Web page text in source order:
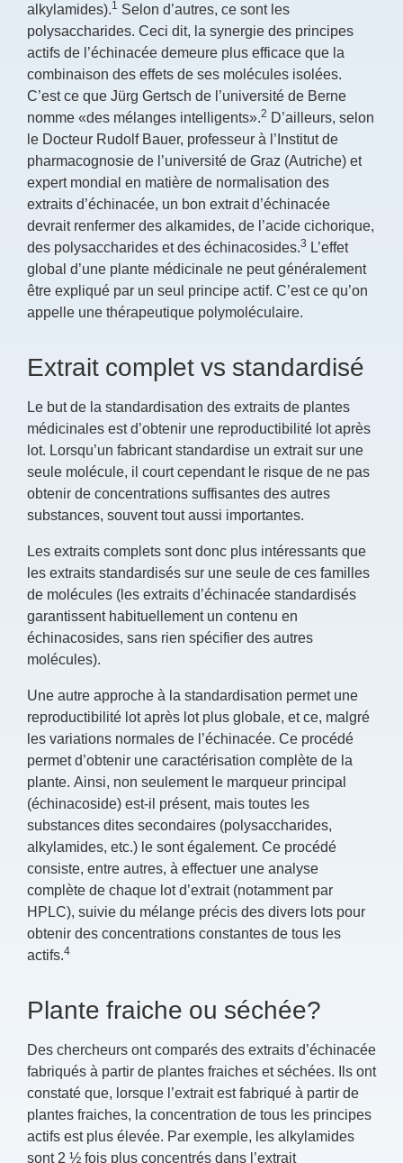
alkylamides).1 Selon d’autres, ce sont les
polysaccharides. Ceci dit, la synergie des principes
actifs de l’échinacée demeure plus efficace que la
combinaison des effets de ses molécules isolées.
C’est ce que Jürg Gertsch de l’université de Berne
nomme «des mélanges intelligents».2 D’ailleurs, selon
le Docteur Rudolf Bauer, professeur à l’Institut de
pharmacognosie de l’université de Graz (Autriche) et
expert mondial en matière de normalisation des
extraits d’échinacée, un bon extrait d’échinacée
devrait renfermer des alkamides, de l’acide cichorique,
des polysaccharides et des échinacosides.3 L’effet
global d’une plante médicinale ne peut généralement
être expliqué par un seul principe actif. C’est ce qu’on
appelle une thérapeutique polymoléculaire.
Extrait complet vs standardisé
Le but de la standardisation des extraits de plantes
médicinales est d’obtenir une reproductibilité lot après
lot. Lorsqu’un fabricant standardise un extrait sur une
seule molécule, il court cependant le risque de ne pas
obtenir de concentrations suffisantes des autres
substances, souvent tout aussi importantes.
Les extraits complets sont donc plus intéressants que
les extraits standardisés sur une seule de ces familles
de molécules (les extraits d’échinacée standardisés
garantissent habituellement un contenu en
échinacosides, sans rien spécifier des autres
molécules).
Une autre approche à la standardisation permet une
reproductibilité lot après lot plus globale, et ce, malgré
les variations normales de l’échinacée. Ce procédé
permet d’obtenir une caractérisation complète de la
plante. Ainsi, non seulement le marqueur principal
(échinacoside) est-il présent, mais toutes les
substances dites secondaires (polysaccharides,
alkylamides, etc.) le sont également. Ce procédé
consiste, entre autres, à effectuer une analyse
complète de chaque lot d’extrait (notamment par
HPLC), suivie du mélange précis des divers lots pour
obtenir des concentrations constantes de tous les
actifs.4
Plante fraiche ou séchée?
Des chercheurs ont comparés des extraits d’échinacée
fabriqués à partir de plantes fraiches et séchées. Ils ont
constaté que, lorsque l’extrait est fabriqué à partir de
plantes fraiches, la concentration de tous les principes
actifs est plus élevée. Par exemple, les alkylamides
sont 2 ½ fois plus concentrés dans l’extrait